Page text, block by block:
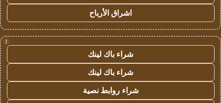
اشراق الأرباح
!
شراء باك لينك
شراء باك لينك
شراء روابط نصية